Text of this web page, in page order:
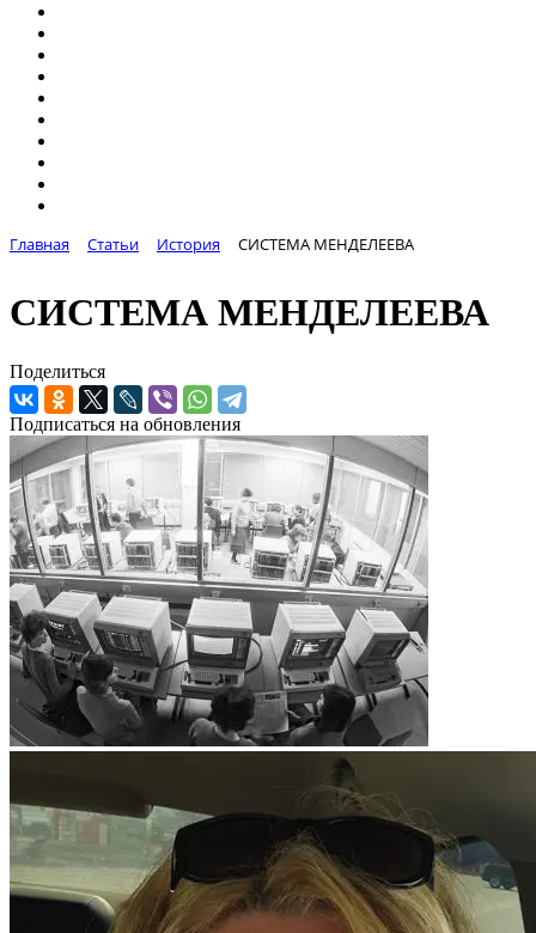
Главная Статьи История СИСТЕМА МЕНДЕЛЕЕВА
СИСТЕМА МЕНДЕЛЕЕВА
Поделиться
Подписаться на обновления